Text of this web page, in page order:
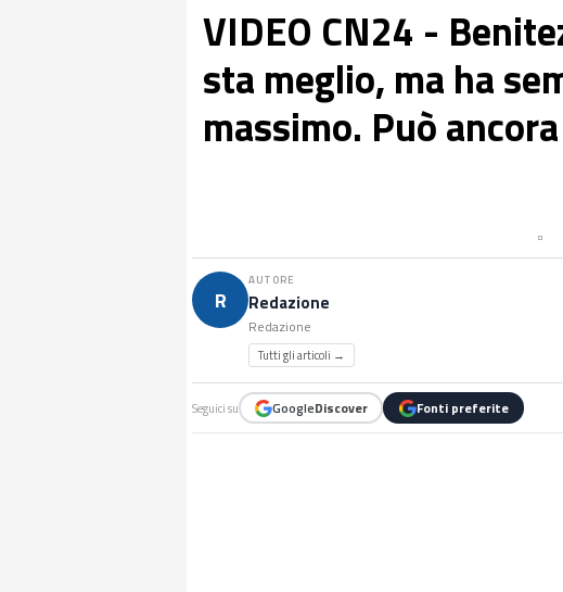
VIDEO CN24 -
sta meglio, ma ha
massimo. Può
R
AUTORE
Redazione
Redazione
Tutti gli articoli →
Seguici su GoogleDiscover Fonti preferite